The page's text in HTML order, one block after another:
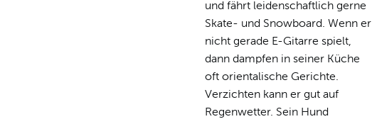
und fährt leidenschaftlich gerne
Skate- und Snowboard. Wenn er
nicht gerade E-Gitarre spielt,
dann dampfen in seiner Küche
oft orientalische Gerichte.
Verzichten kann er gut auf
Regenwetter. Sein Hund